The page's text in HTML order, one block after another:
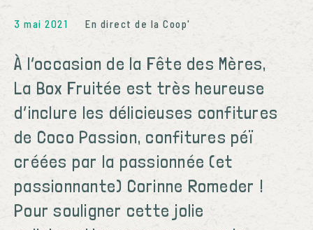
3 mai 2021 En direct de la Coop'
À l’occasion de la Fête des Mères,
La Box Fruitée est très heureuse
d’inclure les délicieuses confitures
de Coco Passion, confitures péï
créées par la passionnée (et
passionnante) Corinne Romeder !
Pour souligner cette jolie